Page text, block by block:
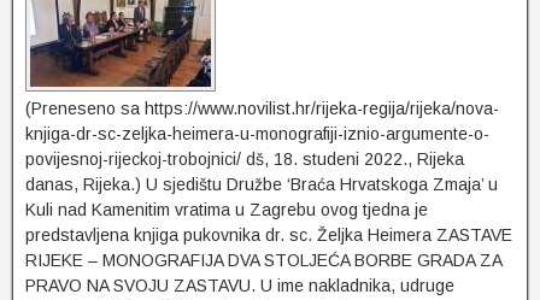
(Preneseno sa https://www.novilist.hr/rijeka-regija/rijeka/nova-
knjiga-dr-sc-zeljka-heimera-u-monografiji-iznio-argumente-o-
povijesnoj-rijeckoj-trobojnici/ dš, 18. studeni 2022., Rijeka
danas, Rijeka.) U sjedištu Družbe ‘Braća Hrvatskoga Zmaja’ u
Kuli nad Kamenitim vratima u Zagrebu ovog tjedna je
predstavljena knjiga pukovnika dr. sc. Željka Heimera ZASTAVE
RIJEKE – MONOGRAFIJA DVA STOLJEĆA BORBE GRADA ZA
PRAVO NA SVOJU ZASTAVU. U ime nakladnika, udruge